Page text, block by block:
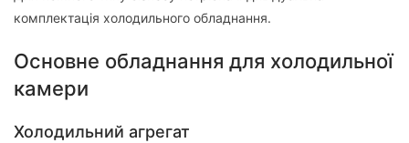
комплектація холодильного обладнання.
Основне обладнання для холодильної
камери
Холодильний агрегат